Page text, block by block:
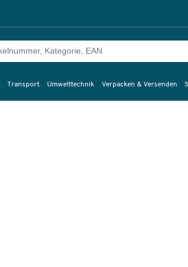
Transport Umwelttechnik Verpacken & Versenden